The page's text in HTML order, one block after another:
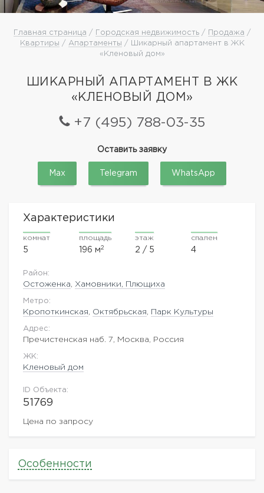
Главная страница / Городская недвижимость/ Продажа /
Квартиры / Апартаменты / Шикарный апартамент в ЖК
«Кленовый дом»
ШИКАРНЫЙ АПАРТАМЕНТ В ЖК
«КЛЕНОВЫЙ ДОМ»
+7 (495) 788-03-35
Оставить заявку
Max Telegram WhatsApp
Характеристики
комнат
5
площадь
196 м2
этаж
2 / 5
спален
4
Район:
Остоженка Хамовники, Плющиха
Метро:
Кропоткинская Октябрьская Парк Культуры
Адрес:
Пречистенская наб. 7, Москва, Россия
ЖK:
Кленовый дом
ID Объекта:
51769
Цена по запросу
Особенности